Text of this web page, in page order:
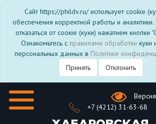
Сайт https://phildv.ru/ использует cookie
обеспечения корректной работы и
отказаться от соокіе (куки) нажатием кнопки
Ознакомьтесь с правилами обработки куки
персональных данных в Политике
Принять
Отклонить
+7 (4212) 31-63-68